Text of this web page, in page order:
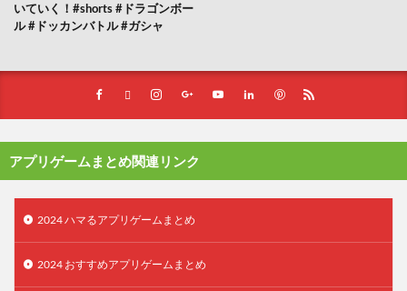
いていく！#shorts #ドラゴンボー
ル #ドッカンバトル #ガシャ
アプリゲームまとめ関連リンク
2024 ハマるアプリゲームまとめ
2024 おすすめアプリゲームまとめ